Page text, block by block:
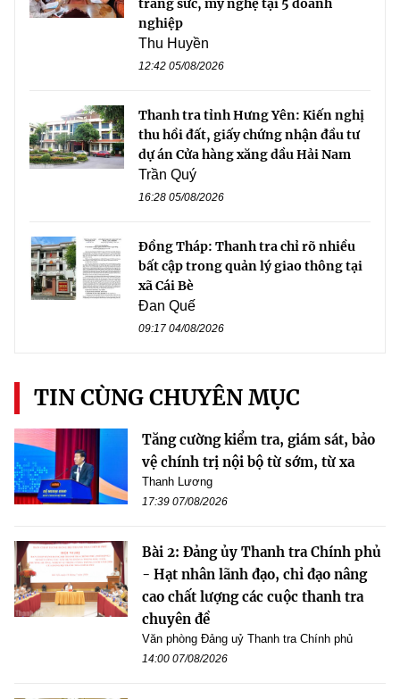
trang sức, mỹ nghệ tại 5 doanh
nghiệp
Thu Huyền
12:42 05/08/2026
Thanh tra tỉnh Hưng Yên: Kiến nghị
thu hồi đất, giấy chứng nhận đầu tư
dự án Cửa hàng xăng dầu Hải Nam
Trần Quý
16:28 05/08/2026
Đồng Tháp: Thanh tra chỉ rõ nhiều
bất cập trong quản lý giao thông tại
xã Cái Bè
Đan Quế
09:17 04/08/2026
TIN CÙNG CHUYÊN MỤC
Tăng cường kiểm tra, giám sát, bảo
vệ chính trị nội bộ từ sớm, từ xa
Thanh Lương
17:39 07/08/2026
Bài 2: Đảng ủy Thanh tra Chính phủ
- Hạt nhân lãnh đạo, chỉ đạo nâng
cao chất lượng các cuộc thanh tra
chuyên đề
Văn phòng Đảng uỷ Thanh tra Chính phủ
14:00 07/08/2026